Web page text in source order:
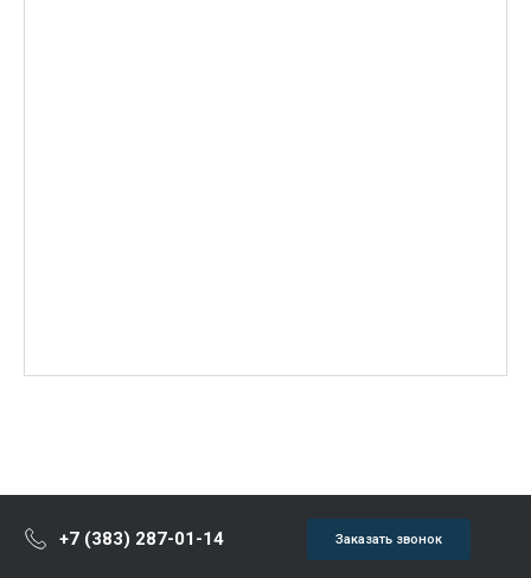
+7 (383) 287-01-14 Заказать звонок